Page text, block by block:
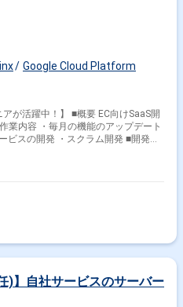
Google Cloud Platform
が活躍中！】 ■概要 EC向けSaaS開
の開発 ・スクラム開発 ■開発環
、Backbone.js、React、jQuery
)】自社サービスのサーバー